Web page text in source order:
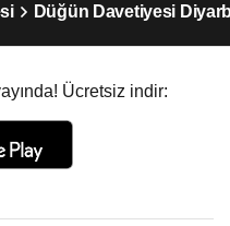
Düğün Davetiyesi
Ücretsiz indir: